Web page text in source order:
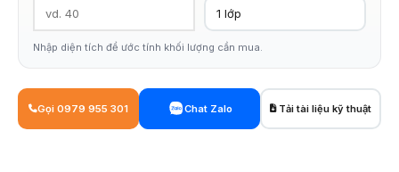
Nhập diện tích để ước tính khối lượng cần mua.
Gọi 0979 955 301 Chat Zalo Tải tài liệu kỹ thuật